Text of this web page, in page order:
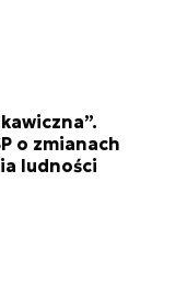
o zmianach
ludności